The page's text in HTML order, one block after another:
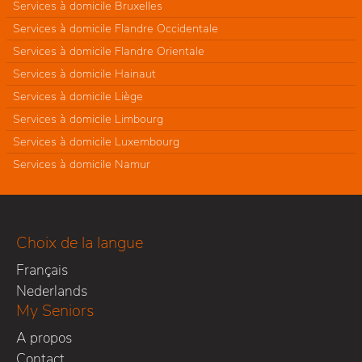
Services à domicile Bruxelles
Services à domicile Flandre Occidentale
Services à domicile Flandre Orientale
Services à domicile Hainaut
Services à domicile Liège
Services à domicile Limbourg
Services à domicile Luxembourg
Services à domicile Namur
Choix de la langue
Français
Nederlands
My Seniors
A propos